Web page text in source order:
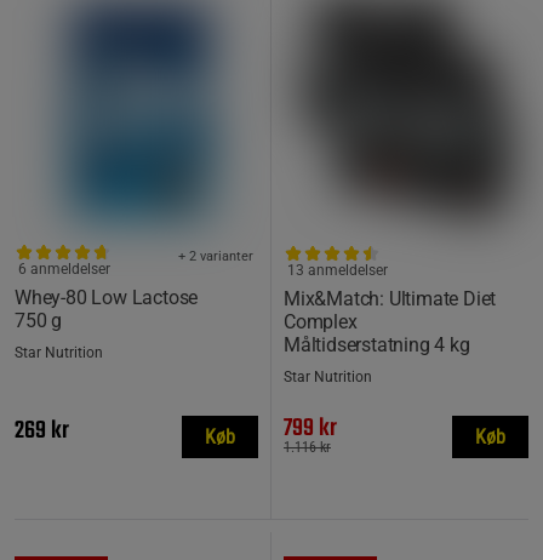
Whey-80 Low Lactose
750 g
+ 2 varianter
6 anmeldelser
Star Nutrition
269 kr Køb
Mix&Match: Ultimate Diet
Complex
Måltidserstatning 4 kg
13 anmeldelser
Star Nutrition
799 kr
1.116 kr Køb